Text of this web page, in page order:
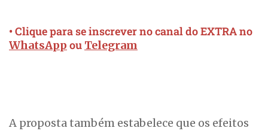
• Clique para se inscrever no canal do EXTRA no
WhatsApp ou Telegram
A proposta também estabelece que os efeitos